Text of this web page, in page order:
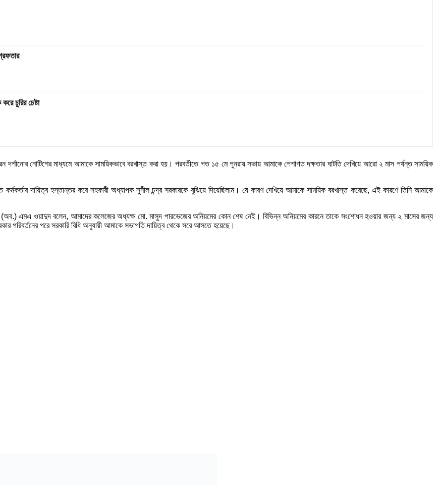
চুরির চেষ্টা
নোটিশের মাধ্যমে আমাকে সাময়িকভাবে বরখাস্ত করা হয়। পরবর্তীতে গত ১৫ মে পুনরায় সভায় আমাকে পেশাগত দক্ষতার ঘাটতি দেখিয়ে আরো ২ মাস পর্যন্ত সাময়িক
দায়িত্ব হস্তান্তর করে সহকারী অধ্যাপক সুনীল চন্দ্র সরকারকে বুঝিয়ে দিয়েছিলাম। যে কারণ দেখিয়ে আমাকে সাময়িক বরখাস্ত করেছে, এই কারণে তিনি আমাকে
(অব.) এমএ ওয়াদুদ বলেন, আমাদের কলেজের অধ্যক্ষ মো. মাসুদ পারভেজের অনিয়মের কোন শেষ নেই। বিভিন্ন অনিয়মের কারনে তাকে সংশোধন হওয়ার জন্য ২ মাসের জন্য
পরিবর্তনের পরে সরকারি বিধি অনুযায়ী আমাকে সভাপতি দায়িত্ব থেকে সরে আসতে হয়েছে।